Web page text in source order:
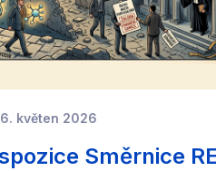
6. květen 2026
Směrnice